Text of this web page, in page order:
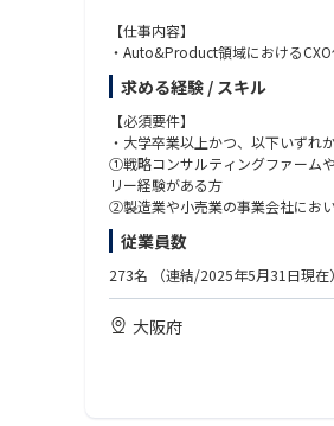
【仕事内容】
・Auto&Product領域における
- 最上流の戦略策定からその具体化
- アジェンダに応じて他の専門チー
・JI（Joint Initiatve）としてのク
・PI（Principal Investment）の投
・Thought Leadershipとしての
【Director／Senior Manager】
・デリバリ：多くの場合、複数の
・チーミング：Partnerに向けて、
・その他：リーダシップロールと
【Manager】
求める経験 / スキル
【必須要件】
・大学卒業以上かつ、以下いずれ
①戦略コンサルティングファーム
リー経験がある方
②製造業や小売業の事業会社にお
③IT大手、SIer、AIスタートアップ
・日本の製造業や小売業の将来に
・日本語ネイティブレベルの方
【歓迎/WANT】
・ビジネス英語（※英語中心のPJも
・普通自動車運転免許（特に、
従業員数
273名 （連結/2025年5月31日現在）
大阪府